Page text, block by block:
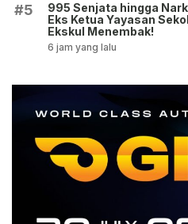
#5
995 Senjata hingga
Eks Ketua Yayasan
Ekskul Menembak!
6 jam yang lalu